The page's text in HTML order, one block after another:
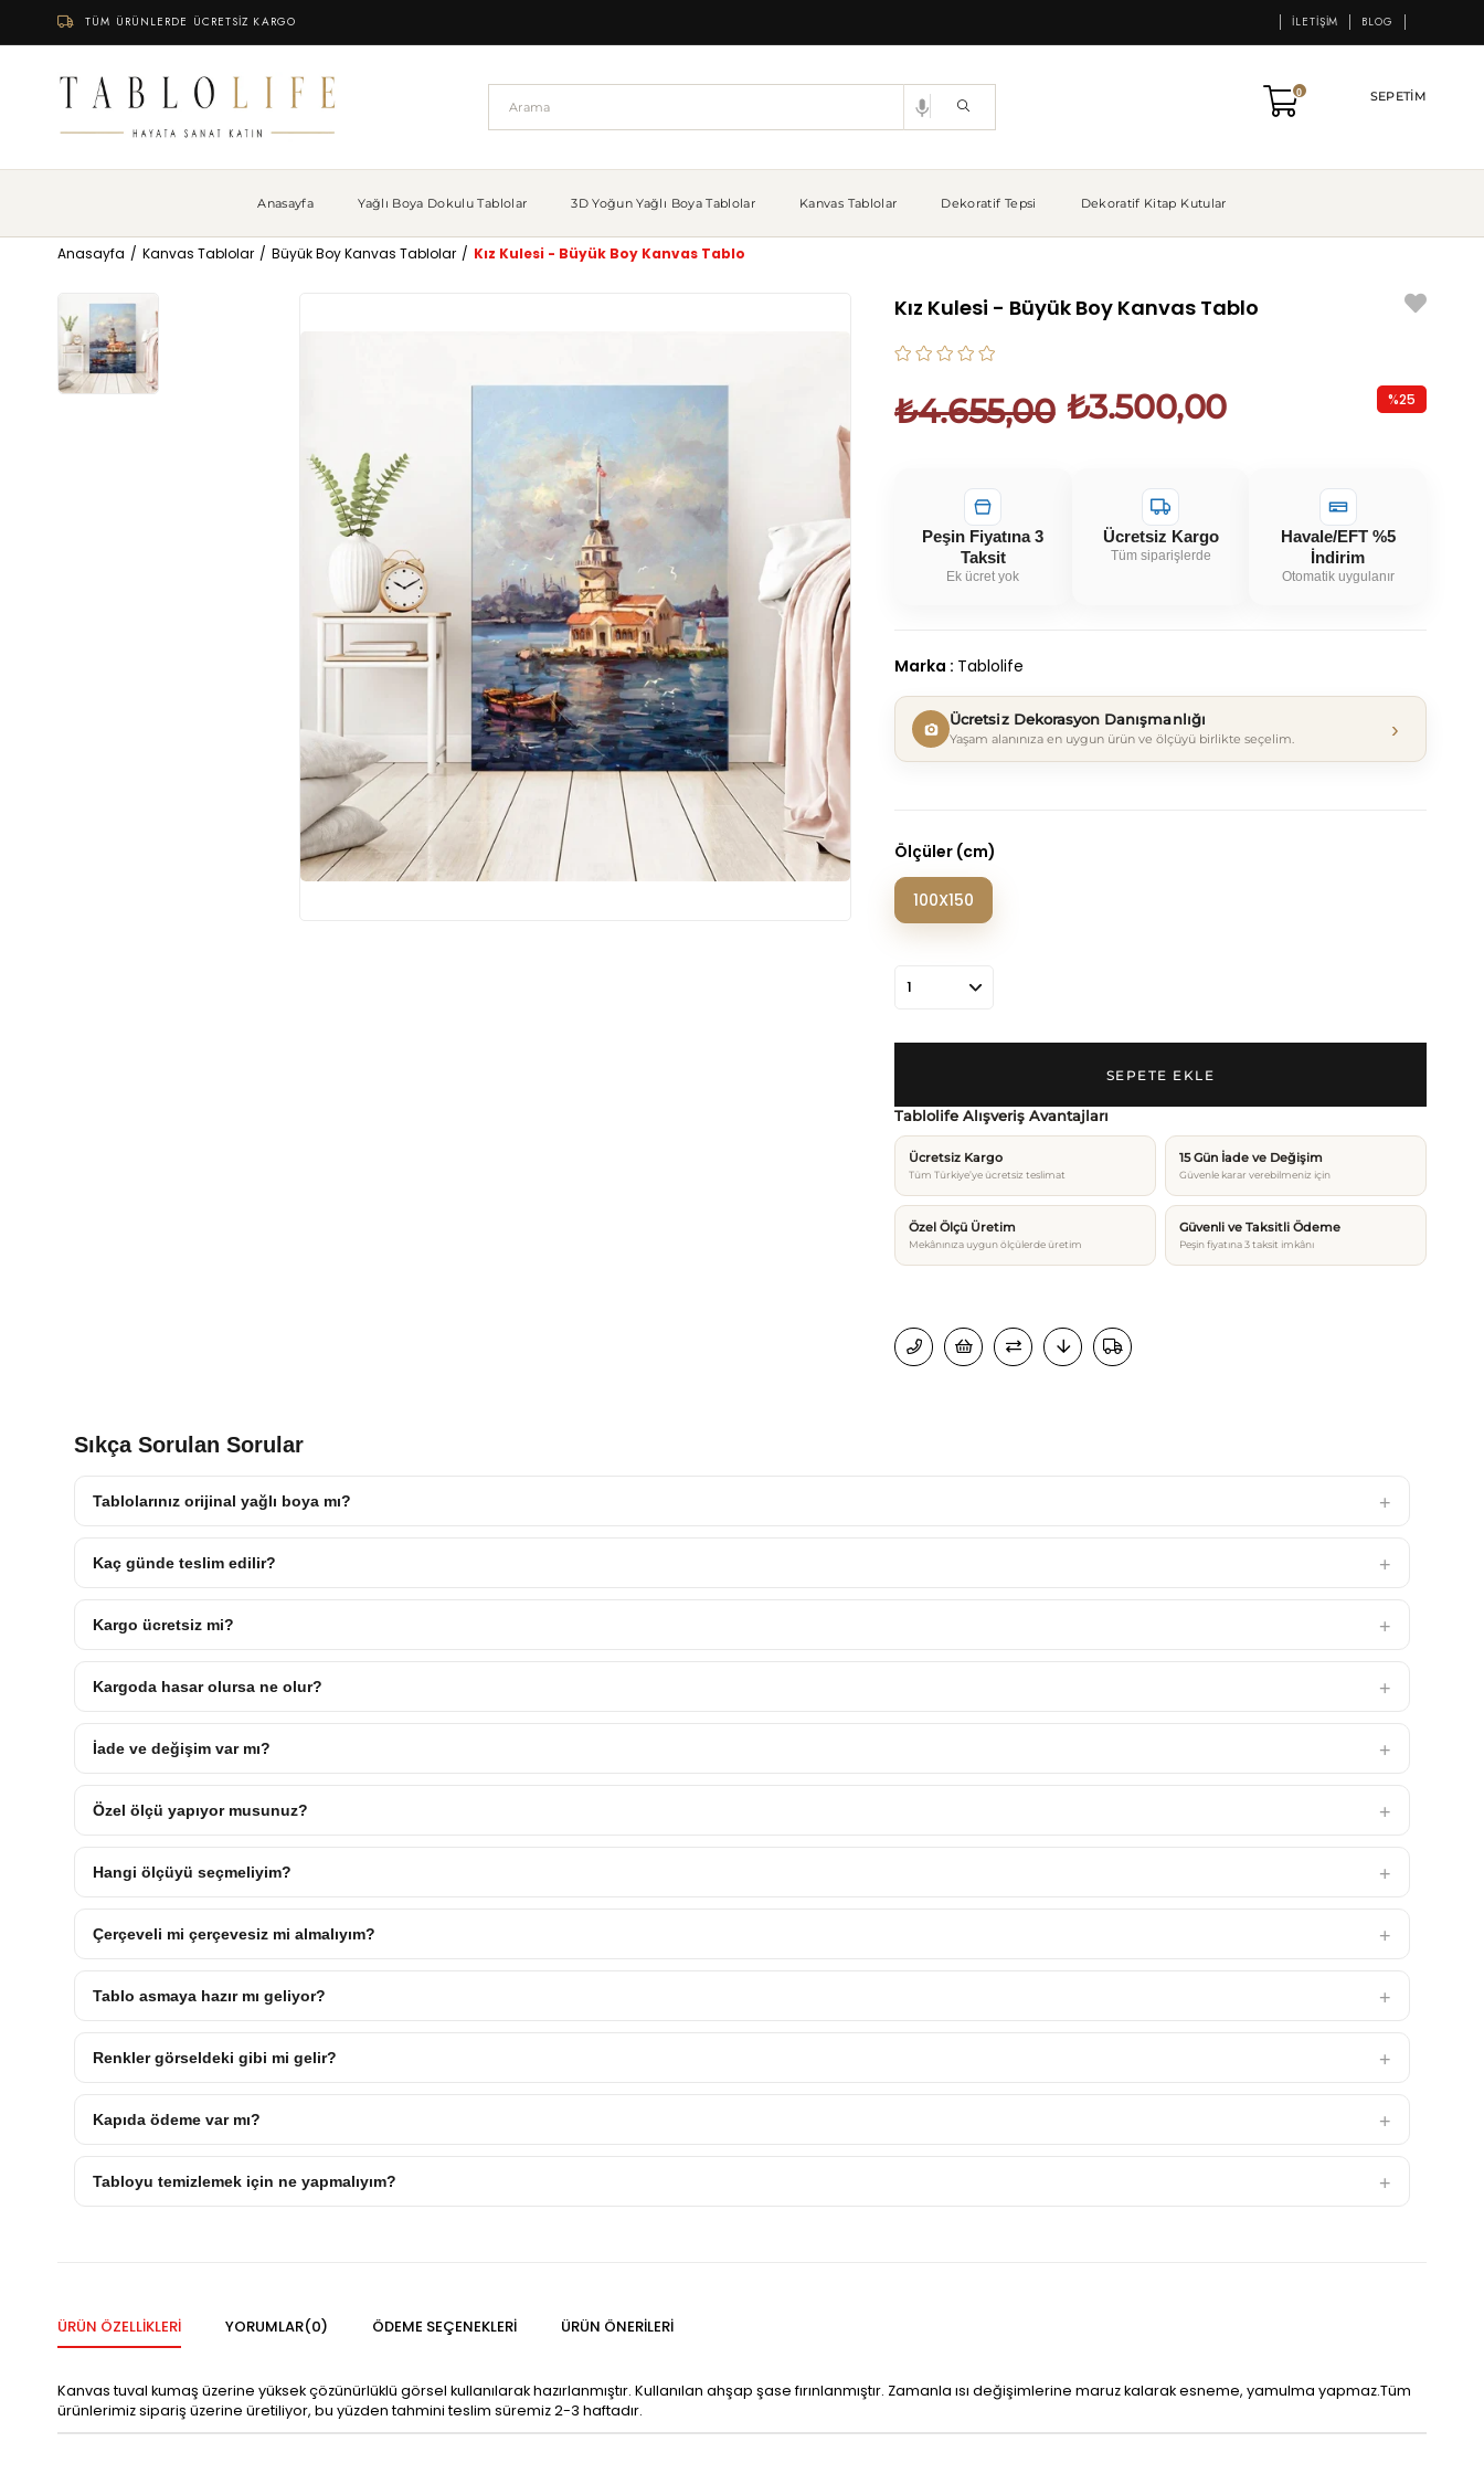
TÜM ÜRÜNLERDE ÜCRETSİZ KARGO İLETIŞIM BLOG
SEPETIM
0
Anasayfa Yağlı Boya Dokulu Tablolar 3D Yoğun Yağlı Boya Tablolar Kanvas Tablolar Dekoratif Tepsi Dekoratif Kitap Kutular
Anasayfa Kanvas Tablolar Büyük Boy Kanvas Tablolar Kız Kulesi - Büyük Boy Kanvas Tablo
Kız Kulesi - Büyük Boy Kanvas Tablo
₺4.655,00 ₺3.500,00 %25
Peşin Fiyatına 3
Taksit
Ek ücret yok
Ücretsiz Kargo
Tüm siparişlerde
Havale/EFT %5
İndirim
Otomatik uygulanır
Marka : Tablolife
Ücretsiz Dekorasyon Danışmanlığı
Yaşam alanınıza en uygun ürün ve ölçüyü birlikte seçelim. ›
Ölçüler (cm)
100X150
Tablolife Alışveriş Avantajları
Ücretsiz Kargo
Tüm Türkiye’ye ücretsiz teslimat
15 Gün İade ve Değişim
Güvenle karar verebilmeniz için
Özel Ölçü Üretim
Mekânınıza uygun ölçülerde üretim
Güvenli ve Taksitli Ödeme
Peşin fiyatına 3 taksit imkânı
Sıkça Sorulan Sorular
Tablolarınız orijinal yağlı boya mı?
Kaç günde teslim edilir?
Kargo ücretsiz mi?
Kargoda hasar olursa ne olur?
İade ve değişim var mı?
Özel ölçü yapıyor musunuz?
Hangi ölçüyü seçmeliyim?
Çerçeveli mi çerçevesiz mi almalıyım?
Tablo asmaya hazır mı geliyor?
Renkler görseldeki gibi mi gelir?
Kapıda ödeme var mı?
Tabloyu temizlemek için ne yapmalıyım?
ÜRÜN ÖZELLIKLERI YORUMLAR(0) ÖDEME SEÇENEKLERI ÜRÜN ÖNERILERI
Kanvas tuval kumaş üzerine yüksek çözünürlüklü görsel kullanılarak hazırlanmıştır. Kullanılan ahşap şase fırınlanmıştır. Zamanla ısı değişimlerine maruz kalarak esneme, yamulma yapmaz.Tüm
ürünlerimiz sipariş üzerine üretiliyor, bu yüzden tahmini teslim süremiz 2-3 haftadır.